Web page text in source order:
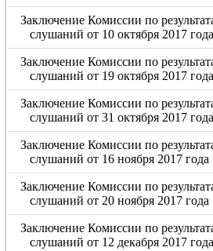
Заключение Комиссии по
слушаний от 10 октября 2017 года
Заключение Комиссии по
слушаний от 19 октября 2017 года
Заключение Комиссии по
слушаний от 31 октября 2017 года
Заключение Комиссии по
слушаний от 16 ноября 2017 года
Заключение Комиссии по
слушаний от 20 ноября 2017 года
Заключение Комиссии по
слушаний от 12 декабря 2017 года